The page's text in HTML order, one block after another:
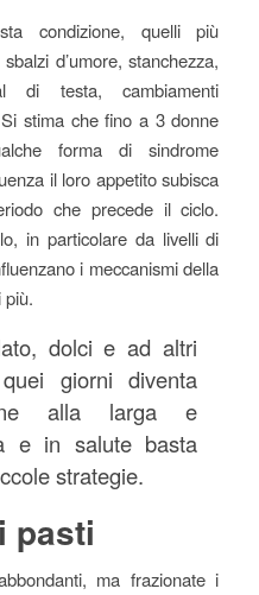
condizione, quelli più
d’umore, stanchezza,
di testa, cambiamenti
stima che fino a 3 donne
forma di sindrome
il loro appetito subisca
che precede il ciclo.
in particolare da livelli di
i meccanismi della
più.
dolci e ad altri
giorni diventa
alla larga e
e in salute basta
strategie.
pasti
ma frazionate i